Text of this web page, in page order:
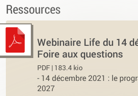
Ressources
Webinaire Life du 14
Foire aux questions
PDF | 183.4 kio
- 14 décembre 2021 : le
2027